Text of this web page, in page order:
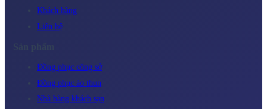
Khách hàng
Liên hệ
Đồng phục công sở
Đồng phục áo thun
Nhà hàng khách sạn